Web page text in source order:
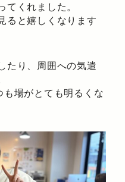
くれました。
ると嬉しくなります
たり、周囲への気遣
場がとても明るくな